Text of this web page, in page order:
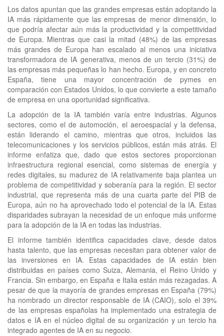
Los datos apuntan que las grandes empresas están adoptando la
IA más rápidamente que las empresas de menor dimensión, lo
que podría afectar aún más la productividad y la competitividad
de Europa. Mientras que casi la mitad (48%) de las empresas
más grandes de Europa han escalado al menos una iniciativa
transformadora de IA generativa, menos de un tercio (31%) de
las empresas más pequeñas lo han hecho. Europa, y en concreto
España, tiene una mayor concentración de pymes en
comparación con Estados Unidos, lo que convierte a este tamaño
de empresa en una oportunidad significativa.
La adopción de la IA también varía entre industrias. Algunos
sectores, como el de automoción, el aeroespacial y la defensa,
están liderando el camino, mientras que otros, incluidos las
telecomunicaciones y los servicios públicos, están más atrás. El
informe enfatiza que, dado que estos sectores proporcionan
infraestructura regional esencial, como sistemas de energía y
redes digitales, su madurez de IA relativamente baja plantea un
problema de competitividad y soberanía para la región. El sector
industrial, que representa más de una cuarta parte del PIB de
Europa, aún no ha aprovechado todo el potencial de la IA. Estas
disparidades subrayan la necesidad de un enfoque más uniforme
para la adopción de la IA en todas las industrias.
El informe también identifica capacidades clave, desde datos
hasta talento, que las empresas necesitan para obtener valor de
las inversiones en IA. Estas capacidades de IA están bien
distribuidas en países como Suiza, Alemania, el Reino Unido y
Francia. Sin embargo, en España e Italia están más rezagadas. A
pesar de que la mayoría de grandes empresas en España (79%)
ha nombrado un director responsable de IA (CAIO), solo el 39%
de las empresas españolas ha implementado una estrategia de
datos e IA en el núcleo digital de su organización y un tercio ha
integrado agentes de IA en su negocio.